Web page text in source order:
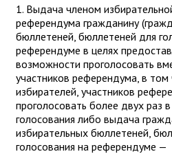
1. Выдача членом
референдума гражданину
бюллетеней, бюллетеней для
референдуме в целях
возможности проголосовать
участников референдума, в том
избирателей, участников
проголосовать более двух раз
голосования либо выдача
избирательных бюллетеней,
голосования на референдуме —